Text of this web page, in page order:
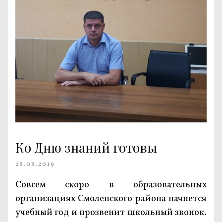
Ко Дню знаний готовы
28.08.2019
Совсем скоро в образовательных
организациях Смоленского района начнется
учебный год и прозвенит школьный звонок.